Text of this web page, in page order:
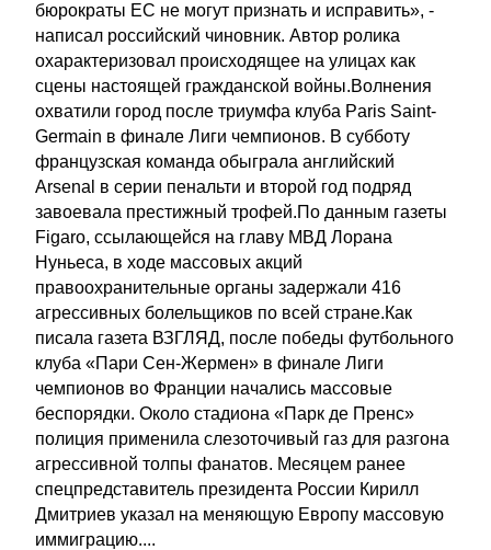
бюрократы ЕС не могут признать и исправить», -
написал российский чиновник. Автор ролика
охарактеризовал происходящее на улицах как
сцены настоящей гражданской войны.Волнения
охватили город после триумфа клуба Paris Saint-
Germain в финале Лиги чемпионов. В субботу
французская команда обыграла английский
Arsenal в серии пенальти и второй год подряд
завоевала престижный трофей.По данным газеты
Figaro, ссылающейся на главу МВД Лорана
Нуньеса, в ходе массовых акций
правоохранительные органы задержали 416
агрессивных болельщиков по всей стране.Как
писала газета ВЗГЛЯД, после победы футбольного
клуба «Пари Сен-Жермен» в финале Лиги
чемпионов во Франции начались массовые
беспорядки. Около стадиона «Парк де Пренс»
полиция применила слезоточивый газ для разгона
агрессивной толпы фанатов. Месяцем ранее
спецпредставитель президента России Кирилл
Дмитриев указал на меняющую Европу массовую
иммиграцию....